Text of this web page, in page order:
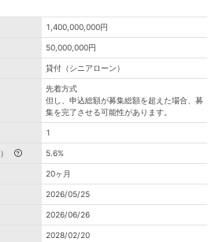
1,400,000,000円
50,000,000円
貸付（シニアローン）
先着方式
但し、申込総額が募集総額を超えた場合、募
集を完了させる可能性があります。
1
5.6%
20ヶ月
2026/05/25
2026/06/26
2028/02/20